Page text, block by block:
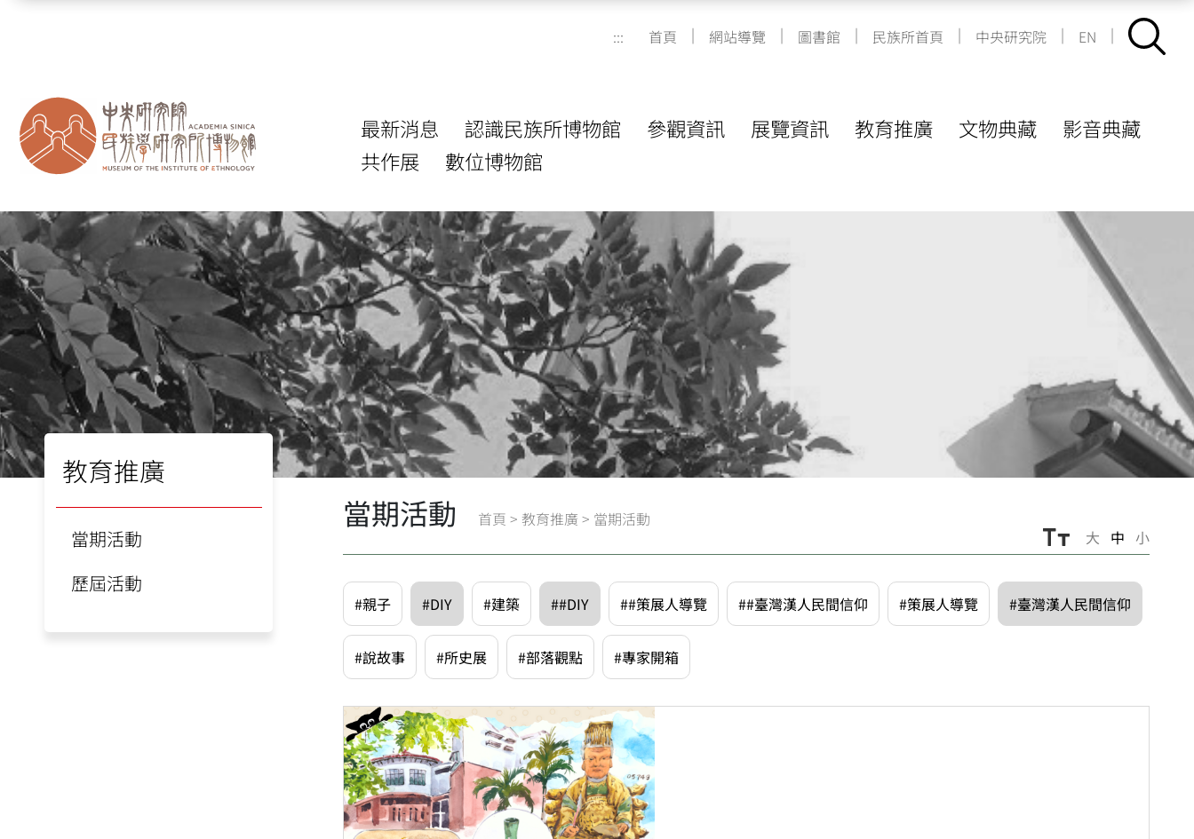
::: 首頁 | 網站導覽 | 圖書館 | 民族所首頁 | 中央研究院 | EN |
最新消息 認識民族所博物館 參觀資訊 展覽資訊 教育推廣 文物典藏
影音典藏
共作展
數位博物館
教育推廣
當期活動
歷屆活動
當期活動 首頁 > 教育推廣 > 當期活動
大 中 小
#親子 #DIY #建築 ##DIY ##策展人導覽 ##臺灣漢人民間信仰 #策展人導覽 #臺灣漢人民間信仰
#說故事 #所史展 #部落觀點 #專家開箱